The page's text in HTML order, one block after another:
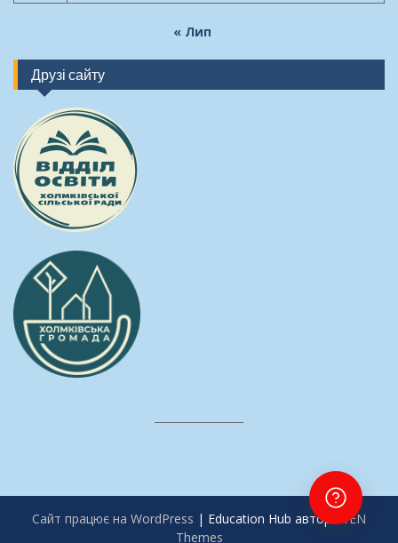
« Лип
Друзі сайту
Сайт працює на WordPress | Education Hub автор:
WEN
Themes